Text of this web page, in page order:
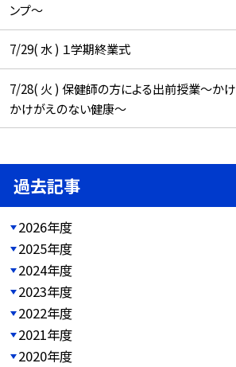
ンプ～
7/29( 水 ) １学期終業式
7/28( 火 ) 保健師の方による出前授業～か
かけがえのない健康～
過去記事
2026年度
2025年度
2024年度
2023年度
2022年度
2021年度
2020年度